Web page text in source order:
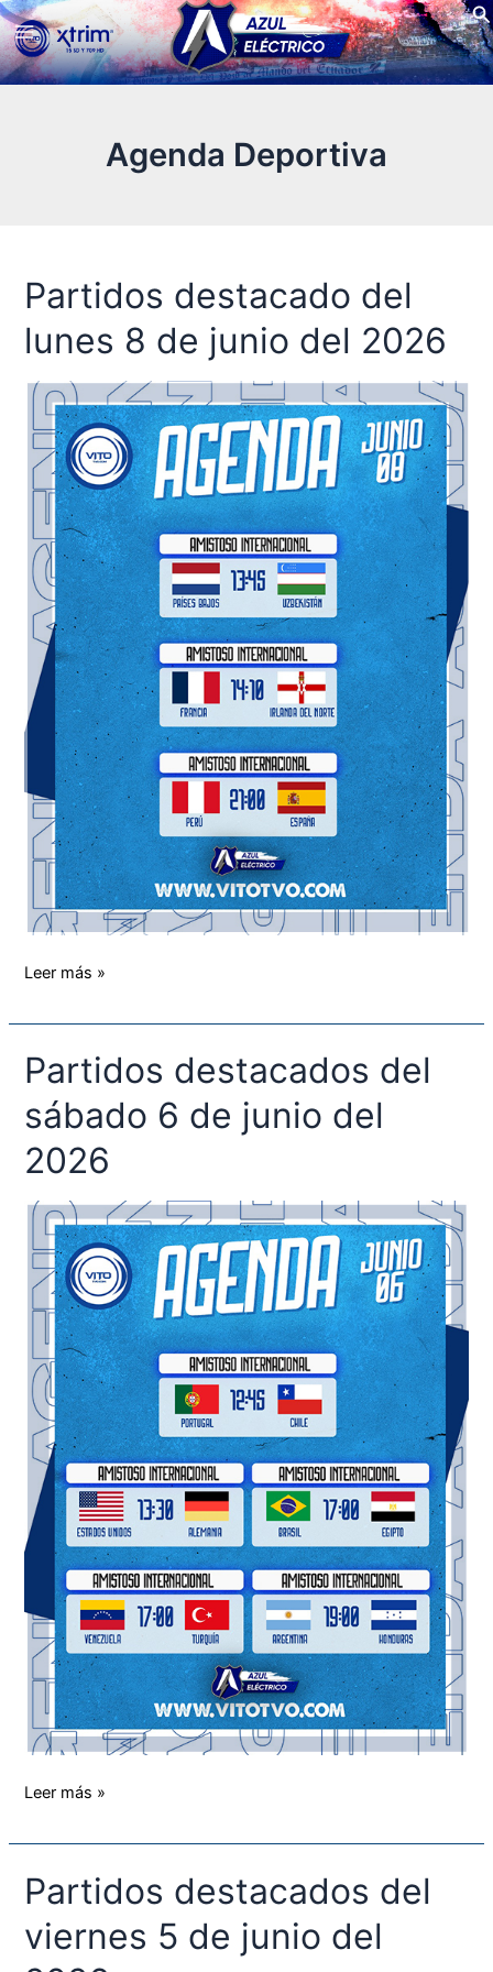
Ir
al
contenido
Main
Menu
Agenda Deportiva
Partidos destacado del
lunes 8 de junio del 2026
Partidos
destacado
del
8
junio
del
2026
Leer más »
Partidos destacados del
sábado 6 de junio del
2026
Partidos
destacados
del
6
junio
del
2026
Leer más »
Partidos destacados del
viernes 5 de junio del
Partidos
destacados
del